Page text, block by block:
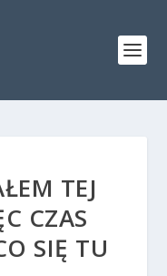
TEJ
CZAS
SIĘ TU